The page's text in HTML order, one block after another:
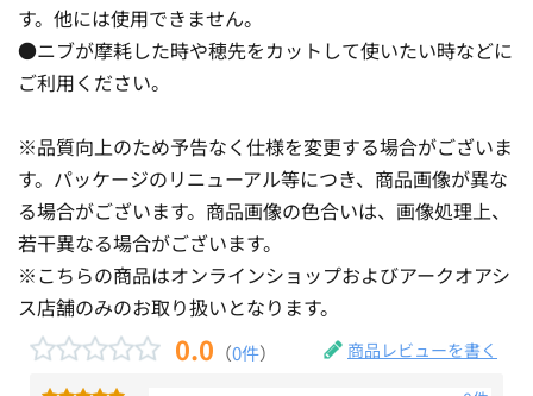
す。他には使用できません。
●ニブが摩耗した時や穂先をカットして使いたい時などに
ご利用ください。
※品質向上のため予告なく仕様を変更する場合がございま
す。パッケージのリニューアル等につき、商品画像が異な
る場合がございます。商品画像の色合いは、画像処理上、
若干異なる場合がございます。
※こちらの商品はオンラインショップおよびアークオアシ
ス店舗のみのお取り扱いとなります。
0.0 （0件） 商品レビューを書く